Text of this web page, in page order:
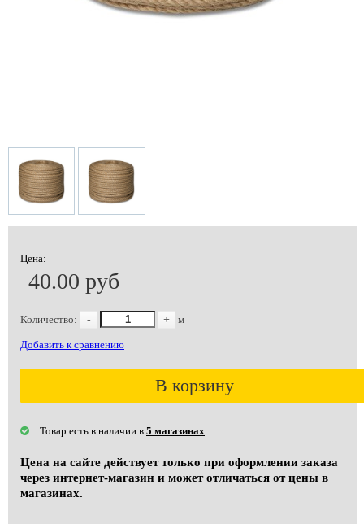
Цена:
40.00 руб
Количество: - + м
Добавить к сравнению
В корзину
Товар есть в наличии в 5 магазинах
Цена на сайте действует только при оформлении заказа
через интернет-магазин и может отличаться от цены в
магазинах.